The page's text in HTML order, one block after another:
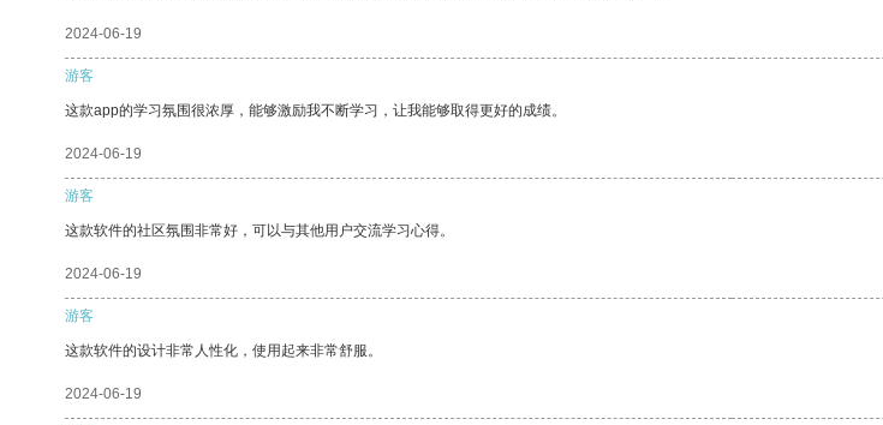
2024-06-19
游客
这款app的学习氛围很浓厚，能够激励我不断学习，让我能够取得更好的成绩。
2024-06-19
游客
这款软件的社区氛围非常好，可以与其他用户交流学习心得。
2024-06-19
游客
这款软件的设计非常人性化，使用起来非常舒服。
2024-06-19